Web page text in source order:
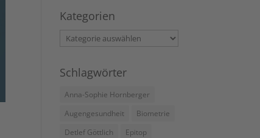
Kategorien
Kategorien
Schlagwörter
Anna-Sophie Hornberger
Augengesundheit
Biometrie
Detlef Göttlich
Epitop